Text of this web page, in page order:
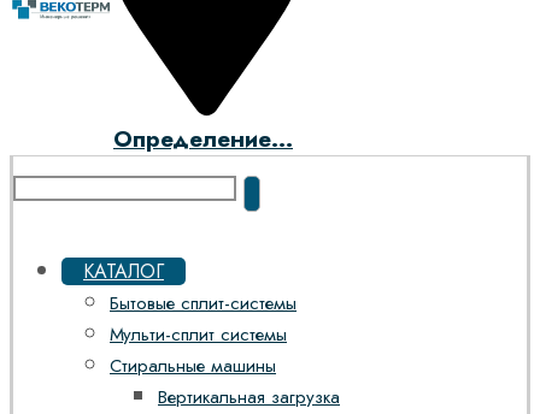
Определение...
КАТАЛОГ
Бытовые сплит-системы
Мульти-сплит системы
Стиральные машины
Вертикальная загрузка